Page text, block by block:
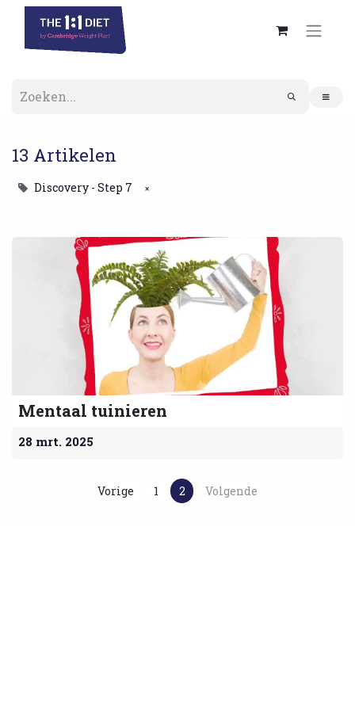
13 Artikelen
Discovery - Step 7 ×
Mentaal tuinieren
28 mrt. 2025
Vorige 1 2 Volgende